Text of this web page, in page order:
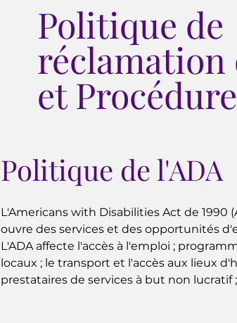
Politique de
réclamation
et Procédure
Politique de l'ADA
L'Americans with Disabilities Act de
ouvre des services et des opportunités
L'ADA affecte l'accès à l'emploi ;
locaux ; le transport et l'accès aux lieux
prestataires de services à but non